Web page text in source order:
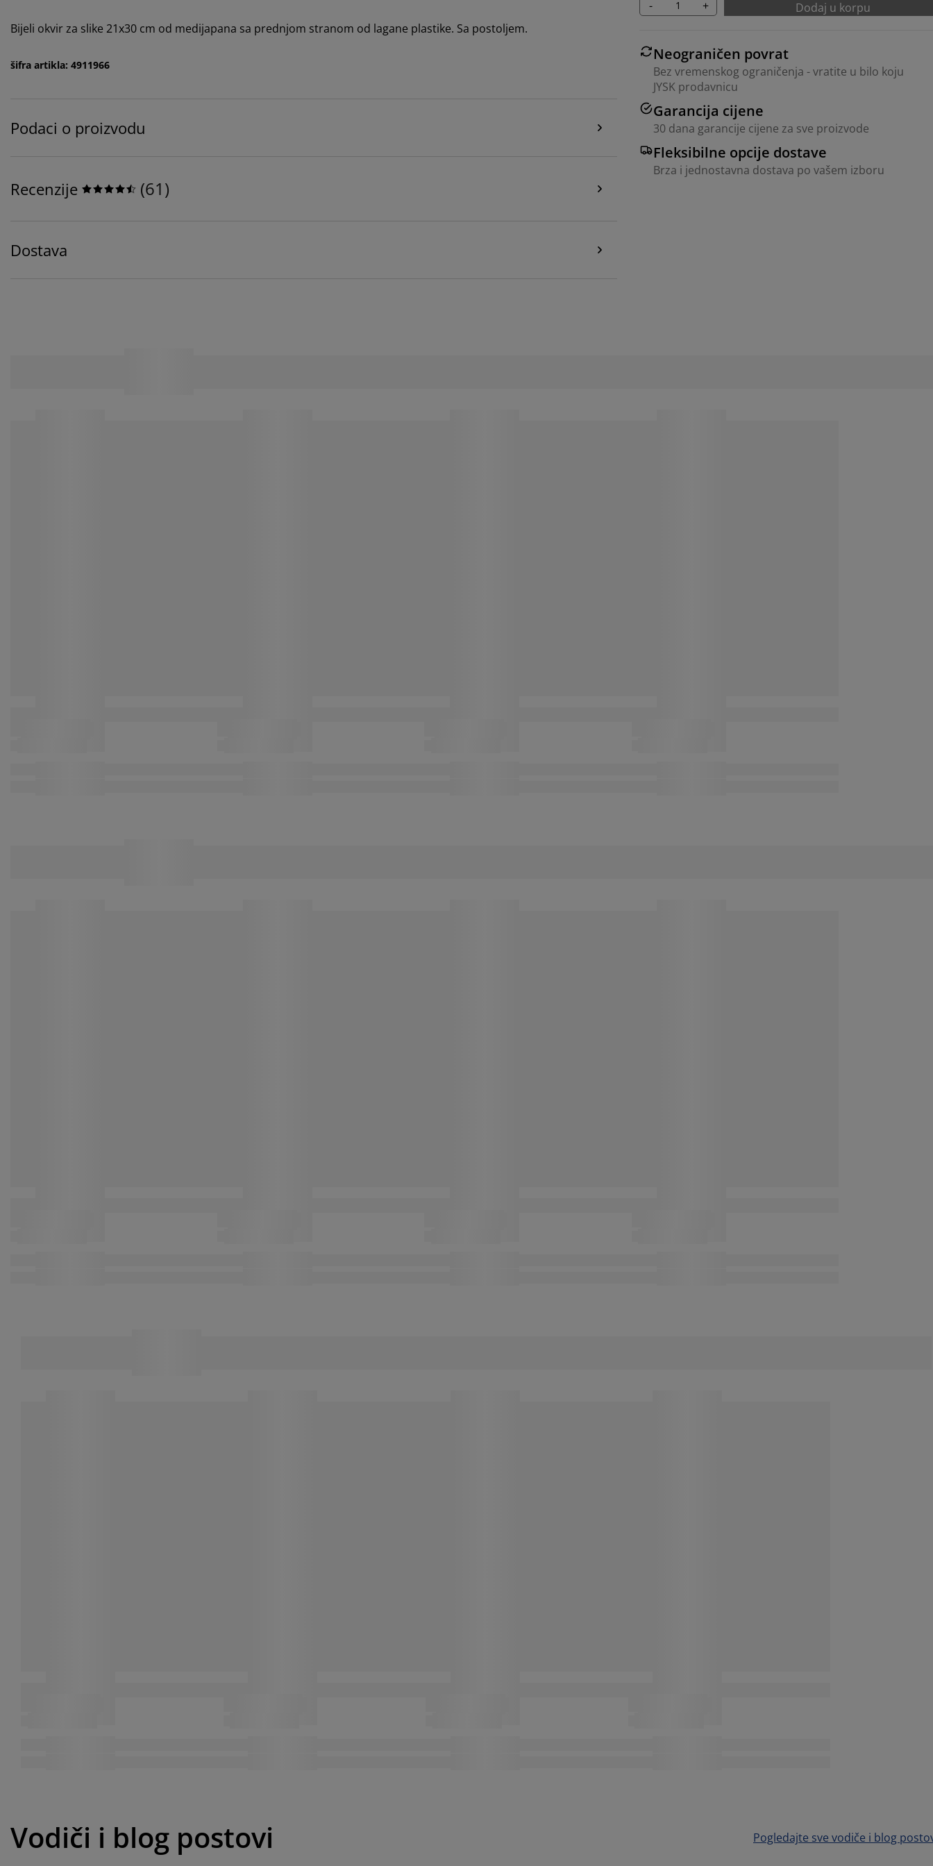
- + Dodaj u korpu
Neograničen povrat
Bez vremenskog ograničenja - vratite u bilo koju
JYSK prodavnicu
Garancija cijene
30 dana garancije cijene za sve proizvode
Fleksibilne opcije dostave
Brza i jednostavna dostava po vašem izboru
Bijeli okvir za slike 21x30 cm od medijapana sa prednjom stranom od lagane plastike. Sa postoljem.
šifra artikla: 4911966
Podaci o proizvodu
Recenzije (61)
Dostava
Vodiči i blog postovi Pogledajte sve vodiče i blog